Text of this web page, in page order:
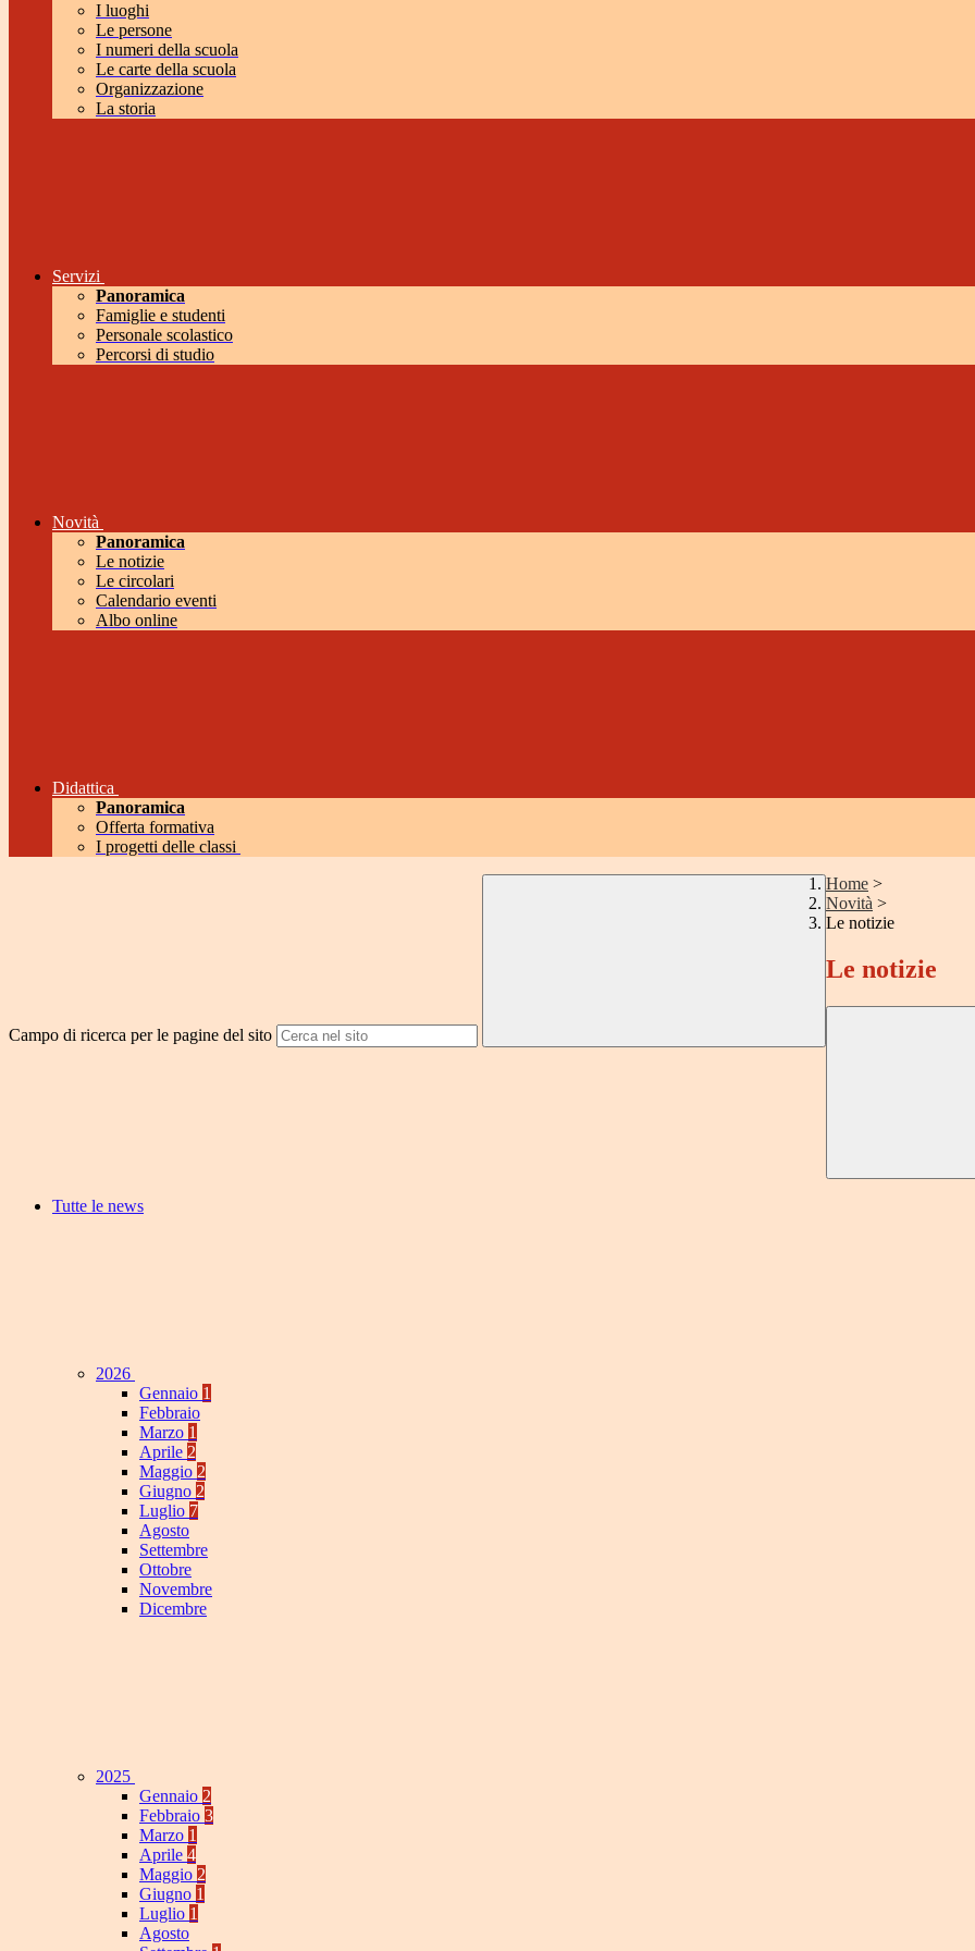
I luoghi
Le persone
I numeri della scuola
Le carte della scuola
Organizzazione
La storia
Servizi
Panoramica
Famiglie e studenti
Personale scolastico
Percorsi di studio
Novità
Panoramica
Le notizie
Le circolari
Calendario eventi
Albo online
Didattica
Panoramica
Offerta formativa
I progetti delle classi
Campo di ricerca per le pagine del sito
Home >
Novità >
Le notizie
Le notizie
Tutte le news
2026
Gennaio 1
Febbraio
Marzo 1
Aprile 2
Maggio 2
Giugno 2
Luglio 7
Agosto
Settembre
Ottobre
Novembre
Dicembre
2025
Gennaio 2
Febbraio 3
Marzo 1
Aprile 4
Maggio 2
Giugno 1
Luglio 1
Agosto